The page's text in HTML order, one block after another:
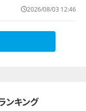
2026/08/03 12:46
ンキング